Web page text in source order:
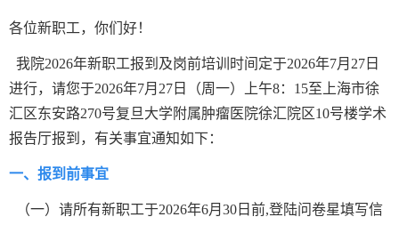
各位新职工，你们好！
我院2026年新职工报到及岗前培训时间定于2026年7月27日
进行，请您于2026年7月27日（周一）上午8：15至上海市徐
汇区东安路270号复旦大学附属肿瘤医院徐汇院区10号楼学术
报告厅报到，有关事宜通知如下：
一、报到前事宜
（一）请所有新职工于2026年6月30日前,登陆问卷星填写信